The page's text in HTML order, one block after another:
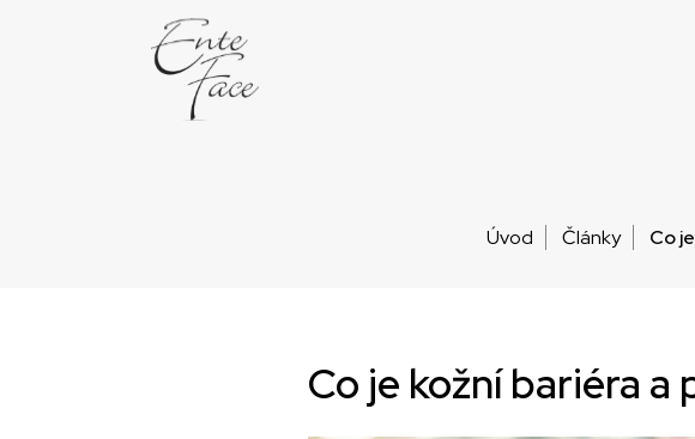
Úvod Články Co
Co je kožní bariéra a